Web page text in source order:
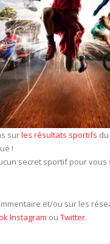
surles résultats sportifs
!
secret sportif pour vous
et/ou sur les
Instagram ou Twitter.